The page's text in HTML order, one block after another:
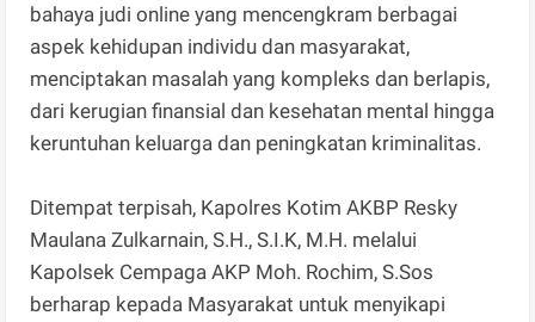
bahaya judi online yang mencengkram berbagai
aspek kehidupan individu dan masyarakat,
menciptakan masalah yang kompleks dan berlapis,
dari kerugian finansial dan kesehatan mental hingga
keruntuhan keluarga dan peningkatan kriminalitas.
Ditempat terpisah, Kapolres Kotim AKBP Resky
Maulana Zulkarnain, S.H., S.I.K, M.H. melalui
Kapolsek Cempaga AKP Moh. Rochim, S.Sos
berharap kepada Masyarakat untuk menyikapi